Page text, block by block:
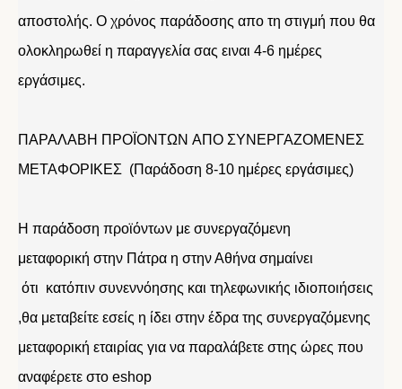
αποστολής. Ο χρόνος παράδοσης απο τη στιγμή που θα
ολοκληρωθεί η παραγγελία σας ειναι 4-6 ημέρες
εργάσιμες.
ΠΑΡΑΛΑΒΗ ΠΡΟΪΟΝΤΩΝ ΑΠΟ ΣΥΝΕΡΓΑΖΟΜΕΝΕΣ
ΜΕΤΑΦΟΡΙΚΕΣ (Παράδοση 8-10 ημέρες εργάσιμες)
Η παράδοση προϊόντων με συνεργαζόμενη
μεταφορική στην Πάτρα η στην Αθήνα σημαίνει
ότι κατόπιν συνεννόησης και τηλεφωνικής ιδιοποιήσεις
,θα μεταβείτε εσείς η ίδει στην έδρα της συνεργαζόμενης
μεταφορική εταιρίας για να παραλάβετε στης ώρες που
αναφέρετε στο eshop